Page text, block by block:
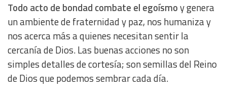
Todo acto de bondad combate el egoísmoy genera
un ambiente de fraternidad y paz, nos humaniza y
nos acerca más a quienes necesitan sentir la
cercanía de Dios. Las buenas acciones no son
simples detalles de cortesía; son semillas del Reino
de Dios que podemos sembrar cada día.
Measure content performance
Understand audiences through statistics or combinations
of data from different sources